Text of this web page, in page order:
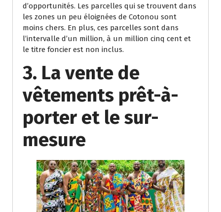
d’opportunités. Les parcelles qui se trouvent dans
les zones un peu éloignées de Cotonou sont
moins chers. En plus, ces parcelles sont dans
l’intervalle d’un million, à un million cinq cent et
le titre foncier est non inclus.
3. La vente de
vêtements prêt-à-
porter et le sur-
mesure